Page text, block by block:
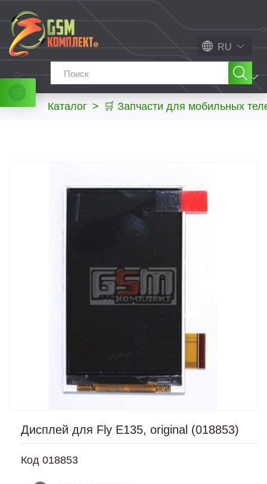
RU
МЕНЮ
Каталог > 🛒 Запчасти для мобильных
Дисплей для Fly E135, original (018853)
Код 018853